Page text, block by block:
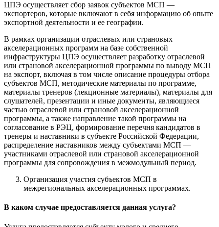
ЦПЭ осуществляет сбор заявок субъектов МСП —
экспортеров, которые включают в себя информацию об опыте
экспортной деятельности и ее географии.
В рамках организации отраслевых или страновых
акселерационных программ на базе собственной
инфраструктуры ЦПЭ осуществляет разработку отраслевой
или страновой акселерационной программы по выводу МСП
на экспорт, включая в том числе описание процедуры отбора
субъектов МСП, методические материалы по программе,
материалы тренеров (лекционные материалы), материалы для
слушателей, презентации и иные документы, являющиеся
частью отраслевой или страновой акселерационной
программы, а также направление такой программы на
согласование в РЭЦ, формирование перечня кандидатов в
тренеры и наставники в субъекте Российской Федерации,
распределение наставников между субъектами МСП —
участниками отраслевой или страновой акселерационной
программы для сопровождения в межмодульный период.
Организация участия субъектов МСП в
межрегиональных акселерационных программах.
В каком случае предоставляется данная услуга?